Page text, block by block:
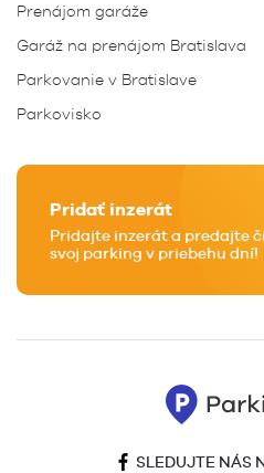
Prenájom garáže
Garáž na prenájom Bratislava
Parkovanie v Bratislave
Parkovisko
Pridať inzerát
Pridajte inzerát a predajte
svoj parking v priebehu dní!
SLEDUJTE NÁS